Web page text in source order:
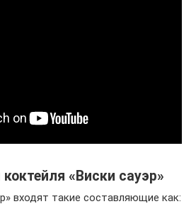
«Виски сауэр»
входят такие составляющие как: